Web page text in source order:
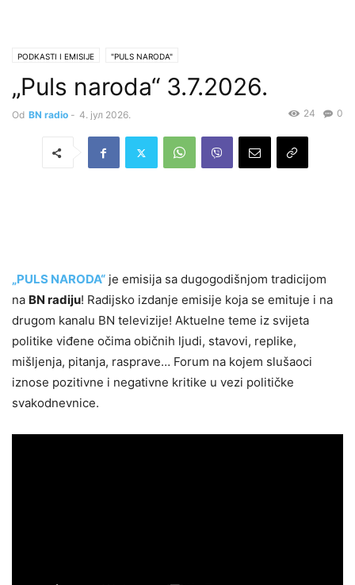
PODKASTI I EMISIJE "PULS NARODA"
„Puls naroda“ 3.7.2026.
Od BN radio - 4. јул 2026. 0
24
„PULS NARODA“ je emisija sa dugogodišnjom tradicijom
na BN radiju! Radijsko izdanje emisije koja se emituje i na
drugom kanalu BN televizije! Aktuelne teme iz svijeta
politike viđene očima običnih ljudi, stavovi, replike,
mišljenja, pitanja, rasprave… Forum na kojem slušaoci
iznose pozitivne i negativne kritike u vezi političke
svakodnevnice.